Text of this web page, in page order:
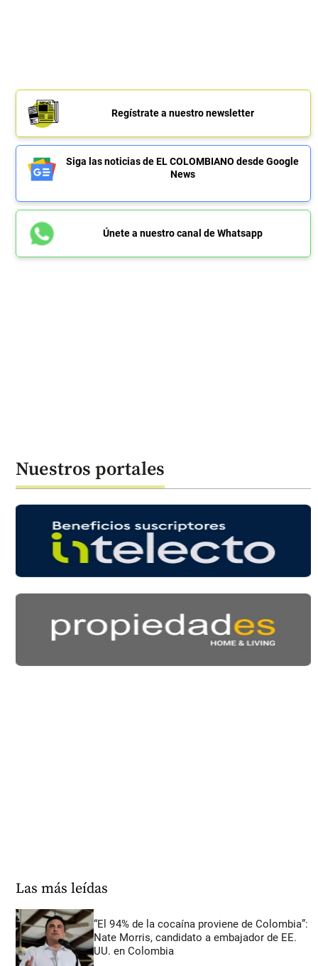
Regístrate a nuestro newsletter
Siga las noticias de EL COLOMBIANO desde Google
News
Únete a nuestro canal de Whatsapp
Nuestros portales
Las más leídas
“El 94% de la cocaína proviene de Colombia”:
Nate Morris, candidato a embajador de EE.
UU. en Colombia